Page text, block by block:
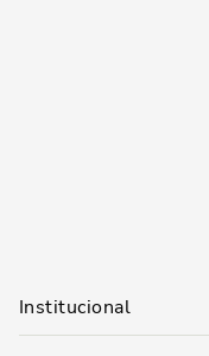
Institucional